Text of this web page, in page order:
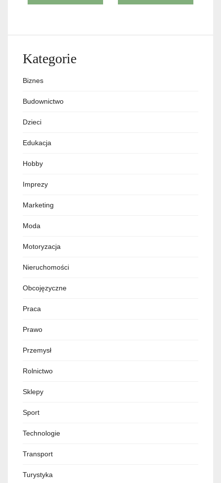
Kategorie
Biznes
Budownictwo
Dzieci
Edukacja
Hobby
Imprezy
Marketing
Moda
Motoryzacja
Nieruchomości
Obcojęzyczne
Praca
Prawo
Przemysł
Rolnictwo
Sklepy
Sport
Technologie
Transport
Turystyka